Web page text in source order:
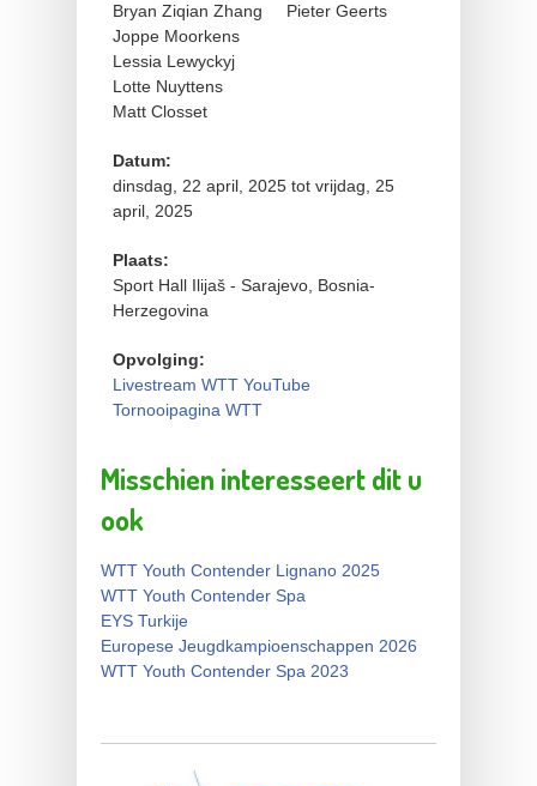
Bryan Ziqian Zhang
Joppe Moorkens
Lessia Lewyckyj
Lotte Nuyttens
Matt Closset
Pieter Geerts
Datum:
dinsdag, 22 april, 2025 tot vrijdag, 25
april, 2025
Plaats:
Sport Hall Ilijaš - Sarajevo, Bosnia-
Herzegovina
Opvolging:
Livestream WTT YouTube
Tornooipagina WTT
Misschien interesseert dit u
ook
WTT Youth Contender Lignano 2025
WTT Youth Contender Spa
EYS Turkije
Europese Jeugdkampioenschappen 2026
WTT Youth Contender Spa 2023